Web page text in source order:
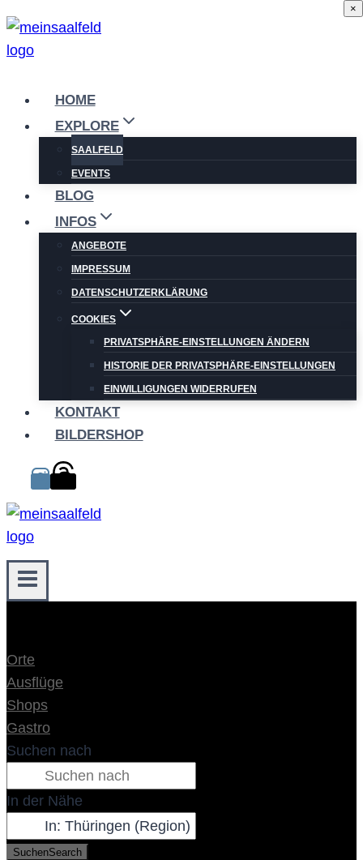
Zum
springen
HOME
EXPLORE
SAALFELD
EVENTS
BLOG
INFOS
ANGEBOTE
IMPRESSUM
DATENSCHUTZERKLÄRUNG
COOKIES
PRIVATSPHÄRE-EINSTELLUNGEN ÄNDERN
HISTORIE DER PRIVATSPHÄRE-EINSTELLUNGEN
EINWILLIGUNGEN WIDERRUFEN
KONTAKT
BILDERSHOP
Orte
Ausflüge
Shops
Gastro
Suchen nach
In der Nähe
SuchenSearch
×